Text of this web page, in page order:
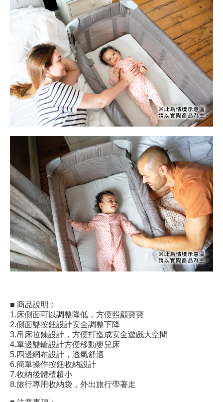
■ 商品說明：
1.床側面可以調整降低，方便照顧寶寶
2.側面雙按鈕設計安全調整下降
3.吊床拉鍊設計，方便打造成安全遊戲大空間
4.單邊雙輪設計方便移動嬰兒床
5.四邊網布設計，透氣舒適
6.簡單操作按鈕收納設計
7.收納後體積超小
8.旅行專用收納袋，外出旅行帶著走